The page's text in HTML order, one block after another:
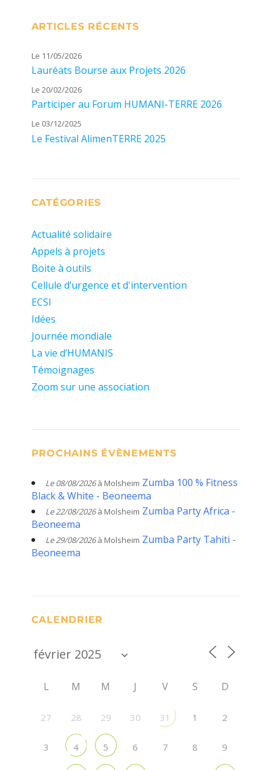
ARTICLES RÉCENTS
Le 11/05/2026
Lauréats Bourse aux Projets 2026
Le 20/02/2026
Participer au Forum HUMANI-TERRE 2026
Le 03/12/2025
Le Festival AlimenTERRE 2025
CATÉGORIES
Actualité solidaire
Appels à projets
Boite à outils
Cellule d’urgence et d'intervention
ECSI
Idées
Journée mondiale
La vie d’HUMANIS
Témoignages
Zoom sur une association
PROCHAINS ÉVÈNEMENTS
Le 08/08/2026à Molsheim Zumba 100 % Fitness
Black & White - Beoneema
Le 22/08/2026à Molsheim Zumba Party Africa -
Beoneema
Le 29/08/2026à Molsheim Zumba Party Tahiti -
Beoneema
CALENDRIER
L M M J V S D
27 28 29 30 31 1 2
3 4 5 6 7 8 9